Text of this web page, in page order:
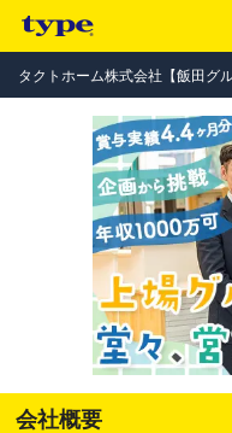
タクトホーム株式会社【飯田グ
会社概要